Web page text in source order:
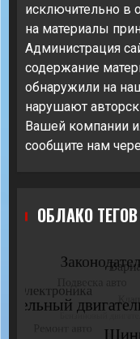
исключительно в
на материалы
Администрация
содержание
обнаружили на
нарушают
Вашей компании
сообщите нам
ОБЛАКО ТЕГОВ